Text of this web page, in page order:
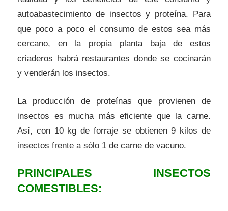
autoabastecimiento de insectos y proteína. Para
que poco a poco el consumo de estos sea más
cercano, en la propia planta baja de estos
criaderos habrá restaurantes donde se cocinarán
y venderán los insectos.
La producción de proteínas que provienen de
insectos es mucha más eficiente que la carne.
Así, con 10 kg de forraje se obtienen 9 kilos de
insectos frente a sólo 1 de carne de vacuno.
PRINCIPALES INSECTOS
COMESTIBLES: